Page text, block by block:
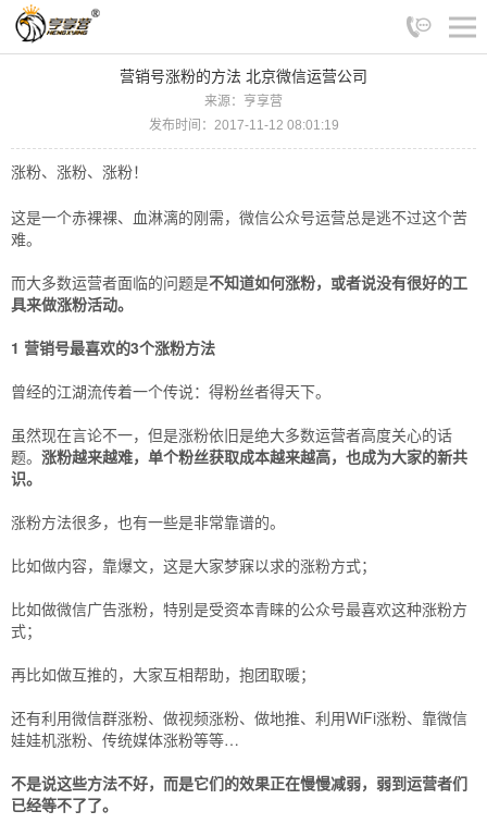
营销号涨粉的方法 北京微信运营公司
来源：亨享营
发布时间：2017-11-12 08:01:19
涨粉、涨粉、涨粉！
这是一个赤裸裸、血淋漓的刚需，微信公众号运营总是逃不过这个苦
难。
而大多数运营者面临的问题是不知道如何涨粉，或者说没有很好的工
具来做涨粉活动。
1 营销号最喜欢的3个涨粉方法
曾经的江湖流传着一个传说：得粉丝者得天下。
虽然现在言论不一，但是涨粉依旧是绝大多数运营者高度关心的话
题。 涨粉越来越难，单个粉丝获取成本越来越高，也成为大家的新共
识。
涨粉方法很多，也有一些是非常靠谱的。
比如做内容，靠爆文，这是大家梦寐以求的涨粉方式；
比如做微信广告涨粉，特别是受资本青睐的公众号最喜欢这种涨粉方
式；
再比如做互推的，大家互相帮助，抱团取暖；
还有利用微信群涨粉、做视频涨粉、做地推、利用WiFi涨粉、靠微信
娃娃机涨粉、传统媒体涨粉等等…
不是说这些方法不好，而是它们的效果正在慢慢减弱，弱到运营者们
已经等不了了。